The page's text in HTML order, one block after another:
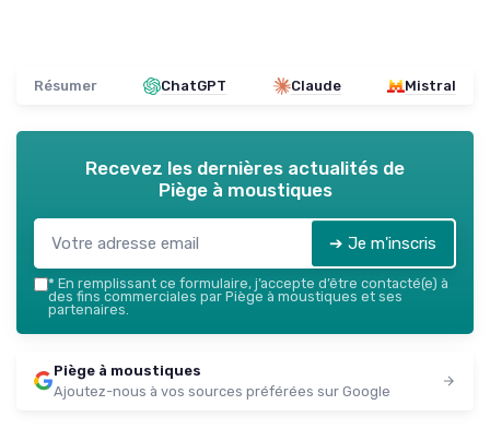
Résumer ChatGPT Claude Mistral
Recevez les dernières actualités de
Piège à moustiques
➔ Je m'inscris
* En remplissant ce formulaire, j’accepte d’être contacté(e) à
des fins commerciales par Piège à moustiques et ses
partenaires.
Piège à moustiques
Ajoutez-nous à vos sources préférées sur Google